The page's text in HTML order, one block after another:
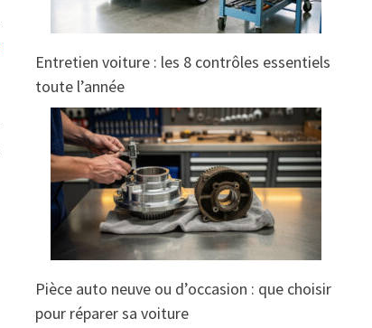
Entretien voiture : les 8 contrôles essentiels
toute l’année
Pièce auto neuve ou d’occasion : que choisir
pour réparer sa voiture